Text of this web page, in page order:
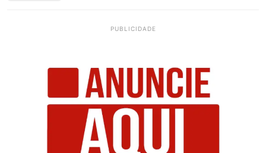
PUBLICIDADE